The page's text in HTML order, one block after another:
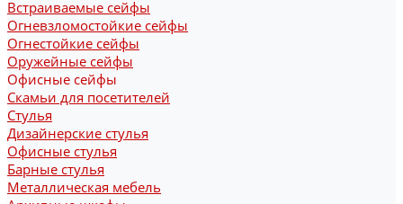
Встраиваемые сейфы
Огневзломостойкие сейфы
Огнестойкие сейфы
Оружейные сейфы
Офисные сейфы
Скамьи для посетителей
Стулья
Дизайнерские стулья
Офисные стулья
Барные стулья
Металлическая мебель